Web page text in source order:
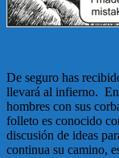
De seguro has
llevará al infierno. En
hombres con sus
folleto es conocido
discusión de ideas
continua su camino,